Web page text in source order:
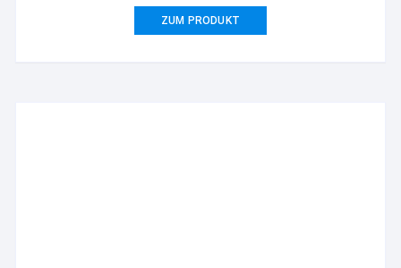
ZUM PRODUKT